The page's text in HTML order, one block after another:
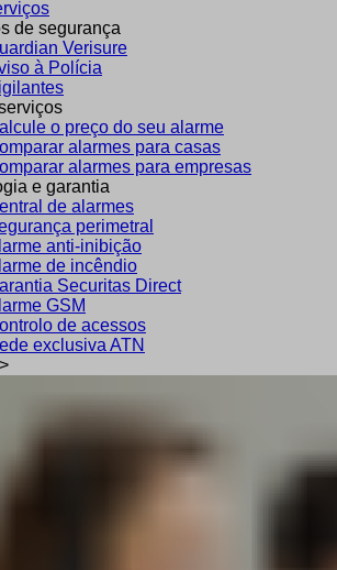
de segurança
Verisure
à Polícia
o preço do seu alarme
alarmes para casas
alarmes para empresas
e garantia
de alarmes
perimetral
anti-inibição
de incêndio
Securitas Direct
GSM
de acessos
exclusiva ATN